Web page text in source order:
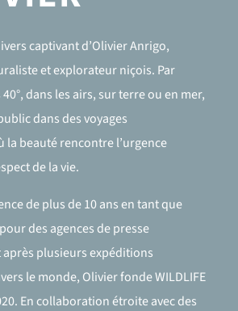
captivant d’Olivier Anrigo,
et explorateur niçois. Par
dans les airs, sur terre ou en mer,
dans des voyages
beauté rencontre l’urgence
de la vie.
de plus de 10 ans en tant que
des agences de presse
plusieurs expéditions
le monde, Olivier fonde WILDLIFE
En collaboration étroite avec des